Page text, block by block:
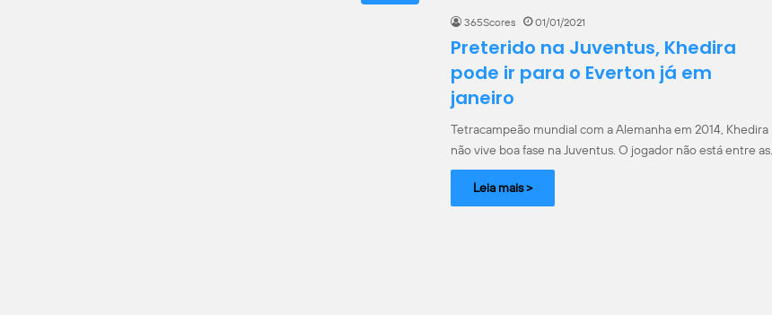
365Scores 01/01/2021
Preterido na Juventus, Khedira
pode ir para o Everton já em
janeiro
Tetracampeão mundial com a Alemanha em 2014, Khedira
não vive boa fase na Juventus. O jogador não está entre as…
Leia mais >